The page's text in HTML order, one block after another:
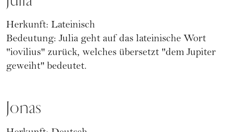
Herkunft: Lateinisch
Bedeutung: Julia geht auf das lateinische Wort
"iovilius" zurück, welches übersetzt "dem Jupiter
geweiht" bedeutet.
Jonas